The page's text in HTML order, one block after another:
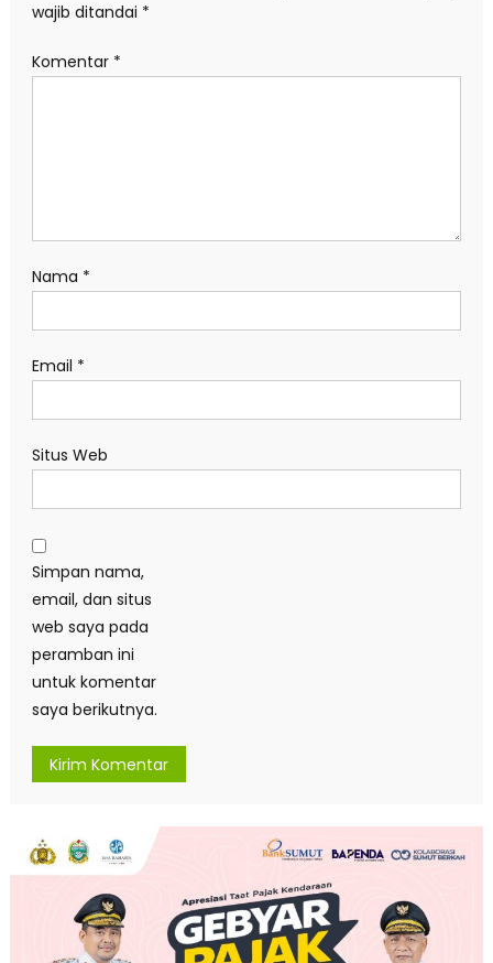
wajib ditandai *
Komentar *
Nama *
Email *
Situs Web
Simpan nama,
email, dan situs
web saya pada
peramban ini
untuk komentar
saya berikutnya.